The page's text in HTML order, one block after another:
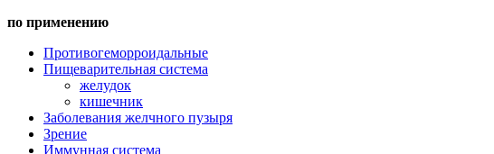
по применению
Противогеморроидальные
Пищеварительная система
желудок
кишечник
Заболевания желчного пузыря
Зрение
Иммунная система